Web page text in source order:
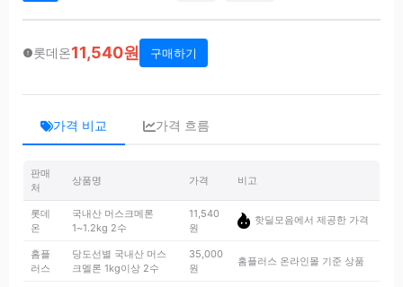
롯데온11,540원 구매하기
가격 비교 가격 흐름
판매
처
상품명 가격 비고
롯데
온
국내산 머스크메론
1~1.2kg 2수
11,540
원
핫딜모음에서 제공한 가격
홈플
러스
당도선별 국내산 머스
크멜론 1kg이상 2수
35,000
원
홈플러스 온라인몰 기준 상품